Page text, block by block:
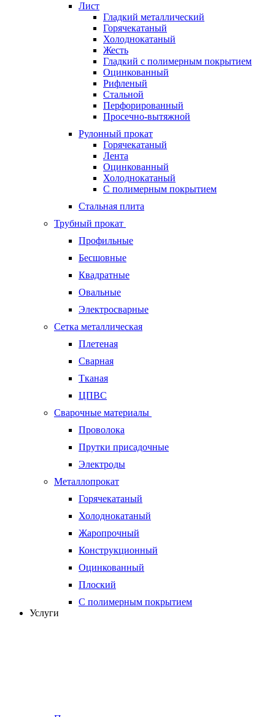
Лист
Гладкий металлический
Горячекатаный
Холоднокатаный
Жесть
Гладкий с полимерным покрытием
Оцинкованный
Рифленый
Стальной
Перфорированный
Просечно-вытяжной
Рулонный прокат
Горячекатаный
Лента
Оцинкованный
Холоднокатаный
С полимерным покрытием
Стальная плита
Трубный прокат
Профильные
Бесшовные
Квадратные
Овальные
Электросварные
Сетка металлическая
Плетеная
Сварная
Тканая
ЦПВС
Сварочные материалы
Проволока
Прутки присадочные
Электроды
Металлопрокат
Горячекатаный
Холоднокатаный
Жаропрочный
Конструкционный
Оцинкованный
Плоский
С полимерным покрытием
Услуги